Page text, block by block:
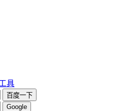
具
百度一下
Google